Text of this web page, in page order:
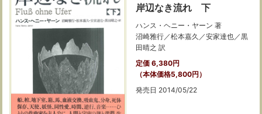
岸辺なき流れ 下
ハンス・ヘニー・ヤーン 著
沼崎雅行／松本嘉久／安家達也／黒
田晴之 訳
定価 6,380円
（本体価格5,800円）
発売日 2014/05/22